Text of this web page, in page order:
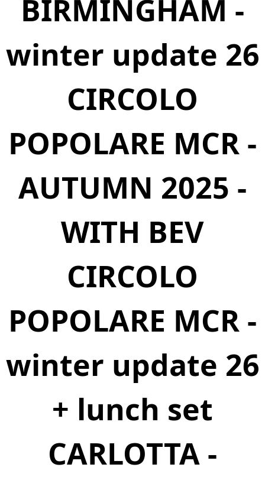
BIRMINGHAM -
winter update 26
CIRCOLO
POPOLARE MCR -
AUTUMN 2025 -
WITH BEV
CIRCOLO
POPOLARE MCR -
winter update 26
+ lunch set
CARLOTTA -